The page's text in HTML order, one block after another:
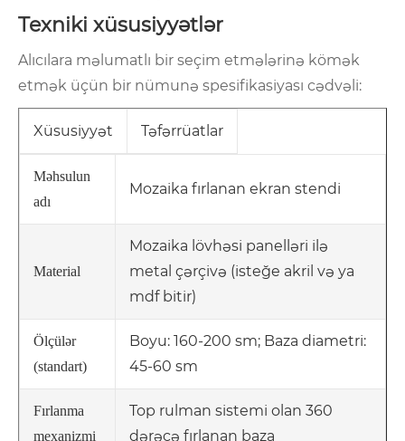
Texniki xüsusiyyətlər
Alıcılara məlumatlı bir seçim etmələrinə kömək
etmək üçün bir nümunə spesifikasiyası cədvəli:
Xüsusiyyət Təfərrüatlar
Məhsulun
adı
Mozaika fırlanan ekran stendi
Material
Mozaika lövhəsi panelləri ilə
metal çərçivə (isteğe akril və ya
mdf bitir)
Ölçülər
(standart)
Boyu: 160-200 sm; Baza diametri:
45-60 sm
Fırlanma
mexanizmi
Top rulman sistemi olan 360
dərəcə fırlanan baza